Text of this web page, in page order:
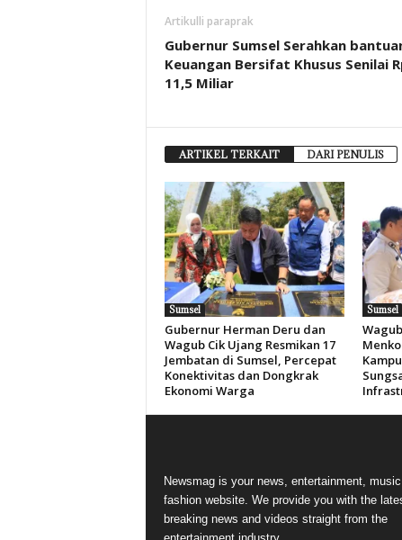
Artikulli paraprak
Gubernur Sumsel Serahkan
Keuangan Bersifat Khusus Senilai
11,5 Miliar
ARTIKEL TERKAIT DARI PENULIS
Sumsel
Gubernur Herman Deru dan
Wagub Cik Ujang Resmikan 17
Jembatan di Sumsel, Percepat
Konektivitas dan Dongkrak
Ekonomi Warga
Sumsel
Newsmag is your news, entertainment, music
fashion website. We provide you with the
breaking news and videos straight from the